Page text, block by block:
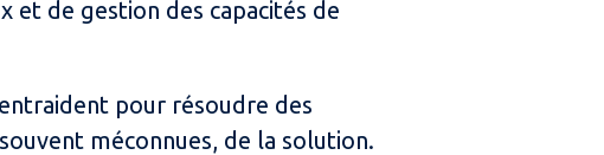
et de gestion des capacités de
pour résoudre des
méconnues, de la solution.